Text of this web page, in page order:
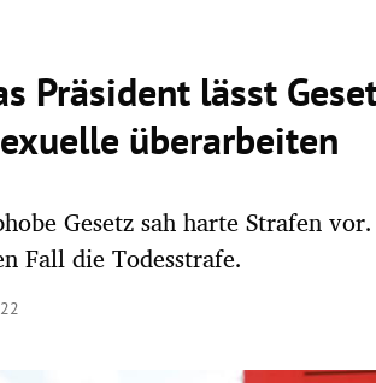
Präsident lässt
überarbeiten
Gesetz sah harte Strafen
Fall die Todesstrafe.